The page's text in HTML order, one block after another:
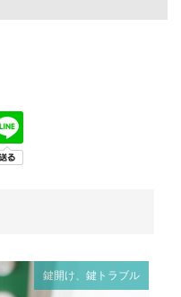
鍵開け、鍵トラブル